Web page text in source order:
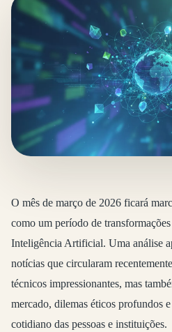
O mês de março de 2026 ficará
como um período de
Inteligência Artificial. Uma análise
notícias que circularam
técnicos impressionantes, mas
mercado, dilemas éticos profundos
cotidiano das pessoas e instituições.